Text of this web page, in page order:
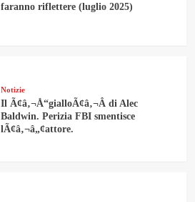
faranno riflettere (luglio 2025)
Notizie
Il Ã¢â‚¬Å“gialloÃ¢â‚¬Â di Alec
Baldwin. Perizia FBI smentisce
lÃ¢â‚¬â„¢attore.